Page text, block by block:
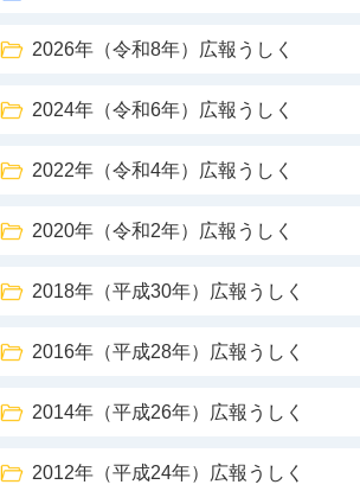
2026年（令和8年）広報うしく
2024年（令和6年）広報うしく
2022年（令和4年）広報うしく
2020年（令和2年）広報うしく
2018年（平成30年）広報うしく
2016年（平成28年）広報うしく
2014年（平成26年）広報うしく
2012年（平成24年）広報うしく